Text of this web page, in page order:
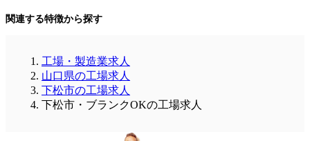
関連する特徴から探す
工場・製造業求人
山口県の工場求人
下松市の工場求人
下松市・ブランクOKの工場求人